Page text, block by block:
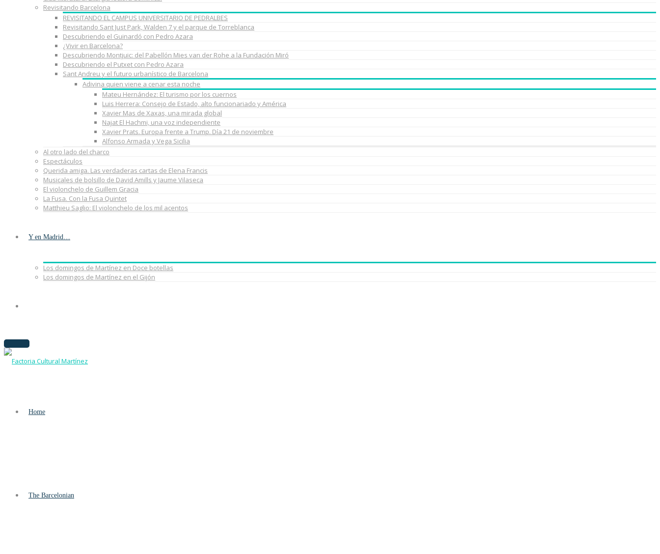
Revisitando Barcelona
REVISITANDO EL CAMPUS UNIVERSITARIO DE PEDRALBES
Revisitando Sant Just Park, Walden 7 y el parque de Torreblanca
Descubriendo el Guinardó con Pedro Azara
¿Vivir en Barcelona?
Descubriendo Montjuic: del Pabellón Mies van der Rohe a la Fundación Miró
Descubriendo el Putxet con Pedro Azara
Sant Andreu y el futuro urbanístico de Barcelona
Adivina quien viene a cenar esta noche
Mateu Hernández: El turismo por los cuernos
Luis Herrera: Consejo de Estado, alto funcionariado y América
Xavier Mas de Xaxas, una mirada global
Najat El Hachmi, una voz independiente
Xavier Prats. Europa frente a Trump. Día 21 de noviembre
Alfonso Armada y Vega Sicilia
Al otro lado del charco
Espectáculos
Querida amiga. Las verdaderas cartas de Elena Francis
Musicales de bolsillo de David Amills y Jaume Vilaseca
El violonchelo de Guillem Gracia
La Fusa. Con la Fusa Quintet
Matthieu Saglio: El violonchelo de los mil acentos
Y en Madrid…
Los domingos de Martínez en Doce botellas
Los domingos de Martínez en el Gijón
Home
The Barcelonian